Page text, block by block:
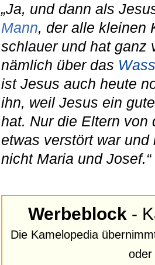
„Ja, und dann als
Mann, der alle kleinen
schlauer und hat ganz
nämlich über das
ist Jesus auch heute
ihn, weil Jesus ein
hat. Nur die Eltern von
etwas verstört war
nicht Maria und Josef.“
Werbeblock -
Die Kamelopedia
oder